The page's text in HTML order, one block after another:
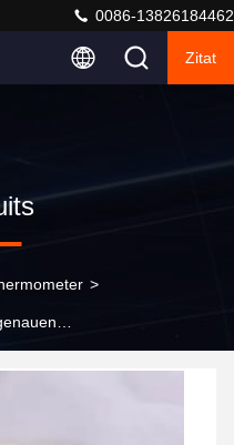
0086-13826184462
Zitat
>